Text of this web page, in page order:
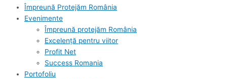
Împreună Protejăm România
Evenimente
Împreună protejăm România
Excelență pentru viitor
Profit Net
Success Romania
Portofoliu